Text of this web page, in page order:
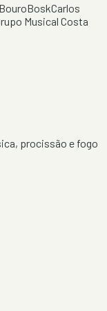
BoskCarlos
Musical Costa
procissão e fogo